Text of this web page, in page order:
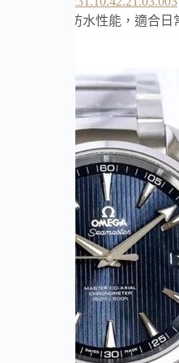
具備150米防水性能，適合